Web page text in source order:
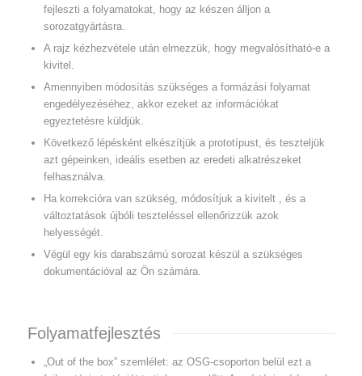
fejleszti a folyamatokat, hogy az készen álljon a
sorozatgyártásra.
A rajz kézhezvétele után elmezzük, hogy megvalósítható-e a
kivitel.
Amennyiben módosítás szükséges a formázási folyamat
engedélyezéséhez, akkor ezeket az információkat
egyeztetésre küldjük.
Következő lépésként elkészítjük a prototípust, és teszteljük
azt gépeinken, ideális esetben az eredeti alkatrészeket
felhasználva.
Ha korrekcióra van szükség, módosítjuk a kivitelt , és a
változtatások újbóli teszteléssel ellenőrizzük azok
helyességét.
Végül egy kis darabszámú sorozat készül a szükséges
dokumentációval az Ön számára.
Folyamatfejlesztés
„Out of the box” szemlélet: az OSG-csoporton belül ezt a